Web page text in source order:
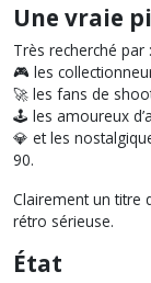
Une vraie
Très recherché par :
🎮 les
🚀 les fans de
🕹️ les amoureux
💎 et les
90.
Clairement un titre
rétro sérieuse.
État